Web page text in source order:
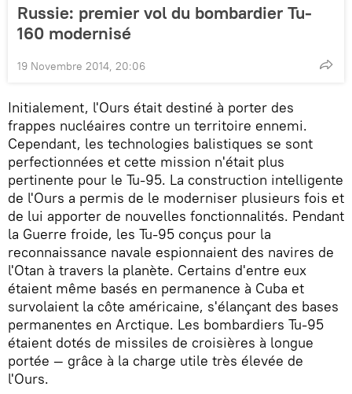
Russie: premier vol du bombardier Tu-
160 modernisé
19 Novembre 2014, 20:06
Initialement, l'Ours était destiné à porter des
frappes nucléaires contre un territoire ennemi.
Cependant, les technologies balistiques se sont
perfectionnées et cette mission n'était plus
pertinente pour le Tu-95. La construction intelligente
de l'Ours a permis de le moderniser plusieurs fois et
de lui apporter de nouvelles fonctionnalités. Pendant
la Guerre froide, les Tu-95 conçus pour la
reconnaissance navale espionnaient des navires de
l'Otan à travers la planète. Certains d'entre eux
étaient même basés en permanence à Cuba et
survolaient la côte américaine, s'élançant des bases
permanentes en Arctique. Les bombardiers Tu-95
étaient dotés de missiles de croisières à longue
portée — grâce à la charge utile très élevée de
l'Ours.